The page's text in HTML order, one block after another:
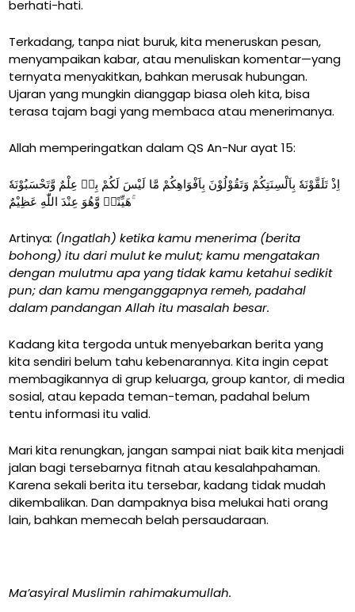
berhati-hati.
Terkadang, tanpa niat buruk, kita meneruskan pesan,
menyampaikan kabar, atau menuliskan komentar—yang
ternyata menyakitkan, bahkan merusak hubungan.
Ujaran yang mungkin dianggap biasa oleh kita, bisa
terasa tajam bagi yang membaca atau menerimanya.
Allah memperingatkan dalam QS An-Nur ayat 15:
اِذْ تَلَقَّوْنَهٗ بِاَلْسِنَتِكُمْ وَتَقُوْلُوْنَ بِاَفْوَاهِكُمْ مَّا لَيْسَ لَكُمْ بِهٖ عِلْمٌ وَّتَحْسَبُوْنَهٗ
هَيِّنًاۙ وَّهُوَ عِنْدَ اللّٰهِ عَظِيْمٌ ۚ
Artinya: (Ingatlah) ketika kamu menerima (berita
bohong) itu dari mulut ke mulut; kamu mengatakan
dengan mulutmu apa yang tidak kamu ketahui sedikit
pun; dan kamu menganggapnya remeh, padahal
dalam pandangan Allah itu masalah besar.
Kadang kita tergoda untuk menyebarkan berita yang
kita sendiri belum tahu kebenarannya. Kita ingin cepat
membagikannya di grup keluarga, group kantor, di media
sosial, atau kepada teman-teman, padahal belum
tentu informasi itu valid.
Mari kita renungkan, jangan sampai niat baik kita menjadi
jalan bagi tersebarnya fitnah atau kesalahpahaman.
Karena sekali berita itu tersebar, kadang tidak mudah
dikembalikan. Dan dampaknya bisa melukai hati orang
lain, bahkan memecah belah persaudaraan.
Ma’asyiral Muslimin rahimakumullah.